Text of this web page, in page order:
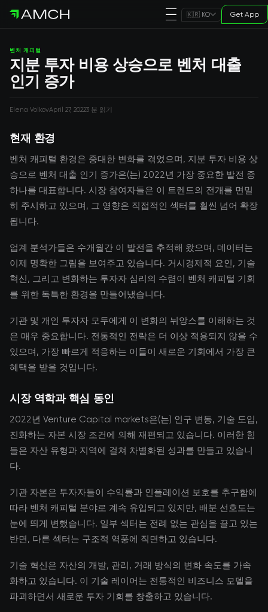
🇰🇷 KO Get App
벤처 캐피털
지분 투자 비용 상승으로 벤처 대출
인기 증가
Elena VolkovApril 27, 20223 분 읽기
현재 환경
벤처 캐피털 환경은 중대한 변화를 겪었으며, 지분 투자 비용 상
승으로 벤처 대출 인기 증가은(는) 2022년 가장 중요한 발전 중
하나를 대표합니다. 시장 참여자들은 이 트렌드의 전개를 면밀
히 주시하고 있으며, 그 영향은 직접적인 섹터를 훨씬 넘어 확장
됩니다.
업계 분석가들은 수개월간 이 발전을 추적해 왔으며, 데이터는
이제 명확한 그림을 보여주고 있습니다. 거시경제적 요인, 기술
혁신, 그리고 변화하는 투자자 심리의 수렴이 벤처 캐피털 기회
를 위한 독특한 환경을 만들어냈습니다.
기관 및 개인 투자자 모두에게 이 변화의 뉘앙스를 이해하는 것
은 매우 중요합니다. 전통적인 전략은 더 이상 적용되지 않을 수
있으며, 가장 빠르게 적응하는 이들이 새로운 기회에서 가장 큰
혜택을 받을 것입니다.
시장 역학과 핵심 동인
2022년 Venture Capital markets은(는) 인구 변동, 기술 도입,
진화하는 자본 시장 조건에 의해 재편되고 있습니다. 이러한 힘
들은 자산 유형과 지역에 걸쳐 차별화된 성과를 만들고 있습니
다.
기관 자본은 투자자들이 수익률과 인플레이션 보호를 추구함에
따라 벤처 캐피털 분야로 계속 유입되고 있지만, 배분 선호도는
눈에 띄게 변했습니다. 일부 섹터는 전례 없는 관심을 끌고 있는
반면, 다른 섹터는 구조적 역풍에 직면하고 있습니다.
기술 혁신은 자산의 개발, 관리, 거래 방식의 변화 속도를 가속
화하고 있습니다. 이 기술 레이어는 전통적인 비즈니스 모델을
파괴하면서 새로운 투자 기회를 창출하고 있습니다.